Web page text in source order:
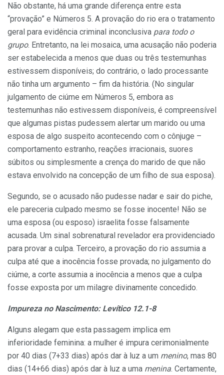
Não obstante, há uma grande diferença entre esta
“provação” e Números 5. A provação do rio era o tratamento
geral para evidência criminal inconclusiva para todo o
grupo. Entretanto, na lei mosaica, uma acusação não poderia
ser estabelecida a menos que duas ou três testemunhas
estivessem disponíveis; do contrário, o lado processante
não tinha um argumento – fim da história. (No singular
julgamento de ciúme em Números 5, embora as
testemunhas não estivessem disponíveis, é compreensível
que algumas pistas pudessem alertar um marido ou uma
esposa de algo suspeito acontecendo com o cônjuge –
comportamento estranho, reações irracionais, suores
súbitos ou simplesmente a crença do marido de que não
estava envolvido na concepção de um filho de sua esposa).
Segundo, se o acusado não pudesse nadar e sair do piche,
ele pareceria culpado mesmo se fosse inocente! Não se
uma esposa (ou esposo) israelita fosse falsamente
acusada. Um sinal sobrenatural revelador era providenciado
para provar a culpa. Terceiro, a provação do rio assumia a
culpa até que a inocência fosse provada; no julgamento do
ciúme, a corte assumia a inocência a menos que a culpa
fosse exposta por um milagre divinamente concedido.
Impureza no Nascimento: Levítico 12.1-8
Alguns alegam que esta passagem implica em
inferioridade feminina: a mulher é impura cerimonialmente
por 40 dias (7+33 dias) após dar à luz a um menino, mas 80
dias (14+66 dias) após dar à luz a uma menina. Certamente,